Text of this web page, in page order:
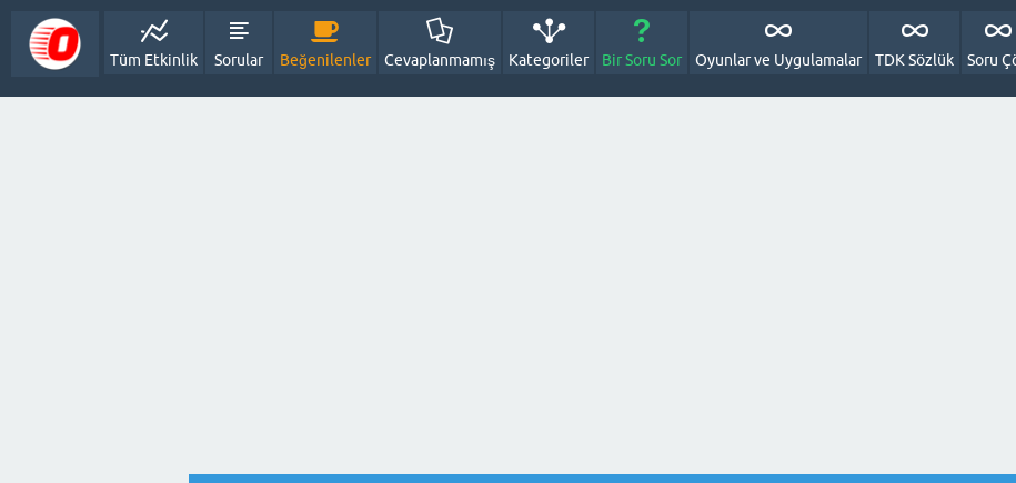
Tüm Etkinlik Sorular Beğenilenler Cevaplanmamış Kategoriler Bir Soru Sor Oyunlar ve Uygulamalar TDK Sözlük Soru